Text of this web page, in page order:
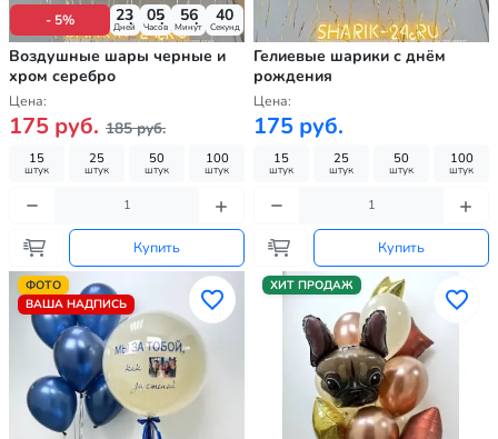
- 5% 23
Дней
05
Часов
56
Минут
39
Секунд
Воздушные шары черные и
хром серебро
Цена:
175 руб. 185 руб.
15
штук
25
штук
50
штук
100
штук
Купить
Гелиевые шарики с днём
рождения
Цена:
175 руб.
15
штук
25
штук
50
штук
100
штук
Купить
ФОТО
ВАША НАДПИСЬ
ХИТ ПРОДАЖ